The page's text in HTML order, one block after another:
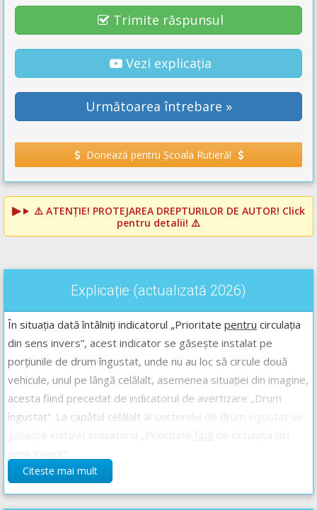
Trimite răspunsul
Vezi explicația
Următoarea întrebare »
Donează pentru Școala Rutieră!
⚠️ ATENȚIE! PROTEJAREA DREPTURILOR DE AUTOR! Click
pentru detalii! ⚠️
Explicație (actualizată 2026)
În situația dată întâlniți indicatorul „Prioritate pentru circulația
din sens invers”, acest indicator se găsește instalat pe
porțiunile de drum îngustat, unde nu au loc să circule două
vehicule, unul pe lângă celălalt, asemenea situației din imagine,
acesta fiind precedat de indicatorul de avertizare „Drum
îngustat”. La capătul celălalt al sectorului de drum îngustat se
Prin urmare, în situația dată pierdeți prioritatea față de toate
vehiculele care circulă din sens opus.
Citeste mai mult